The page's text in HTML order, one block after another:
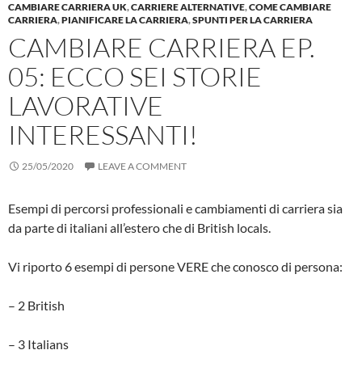
CAMBIARE CARRIERA UK,CARRIERE ALTERNATIVE,COME CAMBIARE
CARRIERA,PIANIFICARE LA CARRIERA,SPUNTI PER LA CARRIERA
CAMBIARE CARRIERA EP.
05: ECCO SEI STORIE
LAVORATIVE
INTERESSANTI!
25/05/2020 LEAVE A COMMENT
Esempi di percorsi professionali e cambiamenti di carriera sia
da parte di italiani all’estero che di British locals.
Vi riporto 6 esempi di persone VERE che conosco di persona:
– 2 British
– 3 Italians